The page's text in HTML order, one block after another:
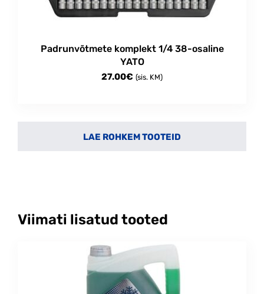
Padrunvõtmete komplekt 1/4 38-osaline
YATO
27.00€ (sis. KM)
Viimati lisatud tooted